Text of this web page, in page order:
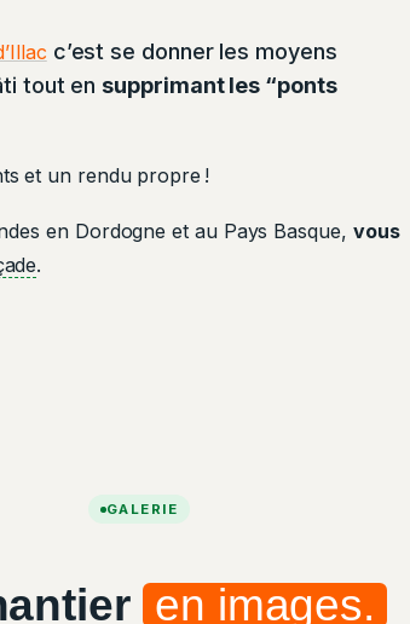
c’est se donner les moyens
tout en supprimant les “ponts
et un rendu propre !
en Dordogne et au Pays Basque, vous
.
GALERIE
en images.